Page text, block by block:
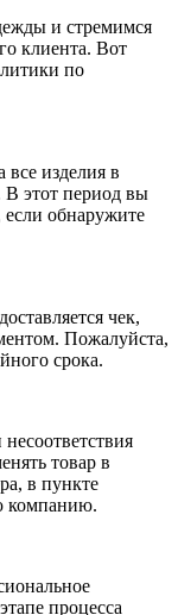
и стремимся
клиента. Вот
по
изделия в
В этот период вы
если обнаружите
чек,
Пожалуйста,
срока.
товар в
в пункте
компанию.
процесса